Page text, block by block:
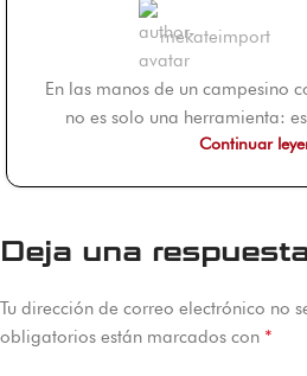
mekateimport
En las manos de un campesino
no es solo una herramienta:
Continuar
Deja una
Tu dirección de correo electrónico no
obligatorios están marcados con *